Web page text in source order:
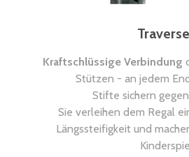
Kraftschlüssige Verbindung
Stützen - an jedem
Stifte sichern
Sie verleihen dem Regal
Längssteifigkeit und